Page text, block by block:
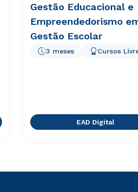
Gestão Educacional e
Empreendedorismo
Gestão Escolar
3 meses Cursos
EAD Digital